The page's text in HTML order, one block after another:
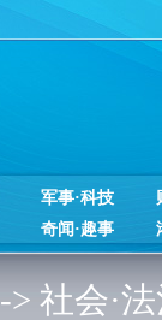
军事·科技
奇闻·趣事
-> 社会·